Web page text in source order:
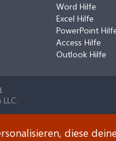
Word Hilfe
Excel Hilfe
PowerPoint
Access Hilfe
Outlook Hilfe
diese